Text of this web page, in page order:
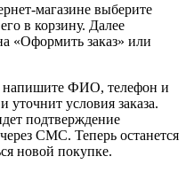
магазине выберите
в корзину. Далее
«Оформить заказ» или
напишите ФИО, телефон и
условия заказа.
подтверждение
СМС. Теперь останется
новой покупке.